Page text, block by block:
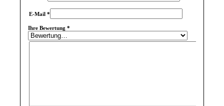
E-Mail*
Ihre Bewertung*